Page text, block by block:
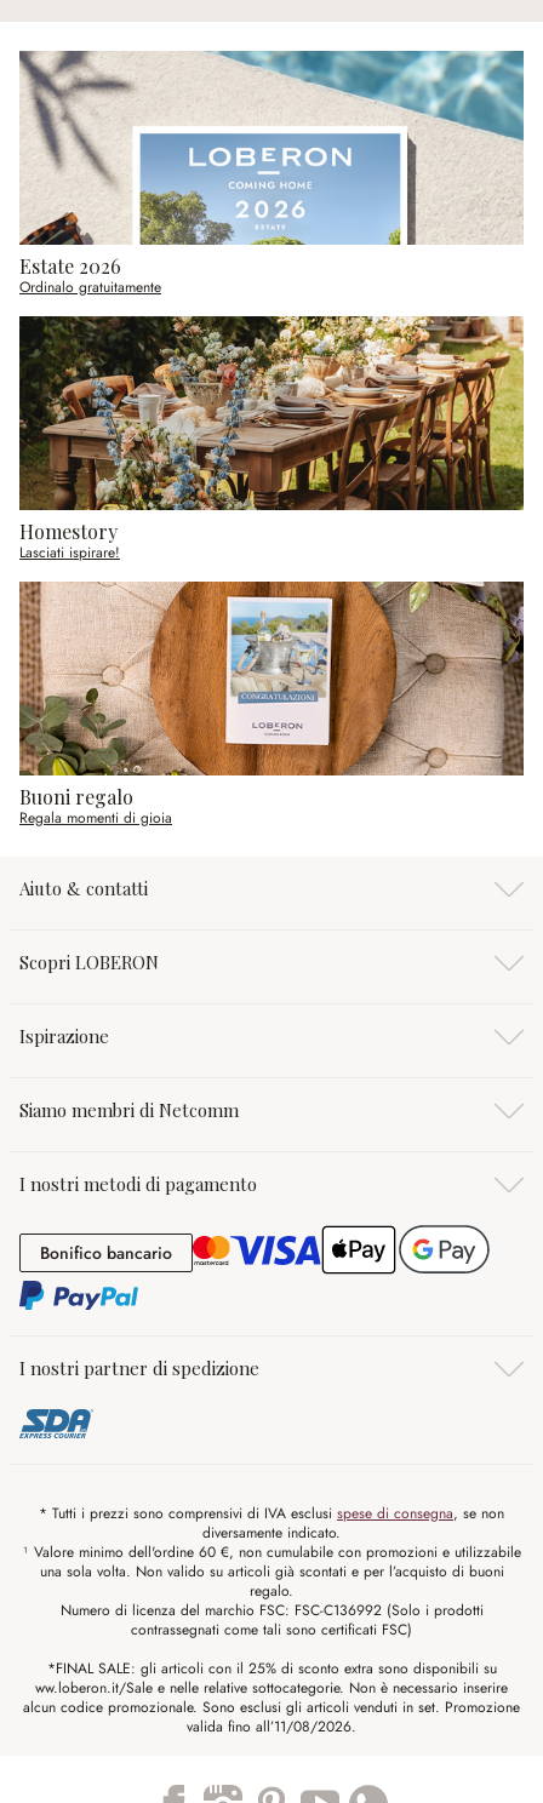
Estate 2026
Ordinalo gratuitamente
Homestory
Lasciati ispirare!
Buoni regalo
Regala momenti di gioia
Aiuto & contatti
Scopri LOBERON
Ispirazione
Siamo membri di Netcomm
I nostri metodi di pagamento
Bonifico bancarioBonifico bancario
I nostri partner di spedizione
* Tutti i prezzi sono comprensivi di IVA esclusi spese di consegna, se non
diversamente indicato.
¹ Valore minimo dell'ordine 60 €, non cumulabile con promozioni e utilizzabile
una sola volta. Non valido su articoli già scontati e per l’acquisto di buoni
regalo.
Numero di licenza del marchio FSC: FSC-C136992 (Solo i prodotti
contrassegnati come tali sono certificati FSC)
*FINAL SALE: gli articoli con il 25% di sconto extra sono disponibili su
ww.loberon.it/Sale e nelle relative sottocategorie. Non è necessario inserire
alcun codice promozionale. Sono esclusi gli articoli venduti in set. Promozione
valida fino all’11/08/2026.